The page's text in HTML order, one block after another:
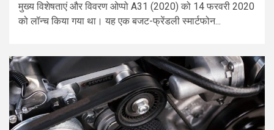
मुख्य विशेषताएं और विवरण ओप्पो A31 (2020) को 14 फरवरी 2020
को लॉन्च किया गया था। यह एक बजट-फ्रेंडली स्मार्टफोन...